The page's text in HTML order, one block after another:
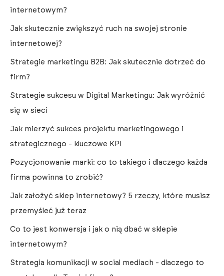
internetowym?
Jak skutecznie zwiększyć ruch na swojej stronie
internetowej?
Strategie marketingu B2B: Jak skutecznie dotrzeć do
firm?
Strategie sukcesu w Digital Marketingu: Jak wyróżnić
się w sieci
Jak mierzyć sukces projektu marketingowego i
strategicznego - kluczowe KPI
Pozycjonowanie marki: co to takiego i dlaczego każda
firma powinna to zrobić?
Jak założyć sklep internetowy? 5 rzeczy, które musisz
przemyśleć już teraz
Co to jest konwersja i jak o nią dbać w sklepie
internetowym?
Strategia komunikacji w social mediach - dlaczego to